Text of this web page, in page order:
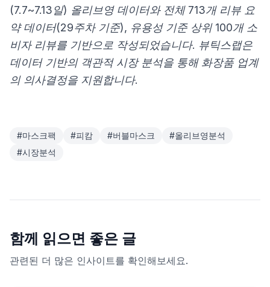
(7.7~7.13일) 올리브영 데이터와 전체 713개 리뷰 요
약 데이터(29주차 기준), 유용성 기준 상위 100개 소
비자 리뷰를 기반으로 작성되었습니다. 뷰틱스랩은
데이터 기반의 객관적 시장 분석을 통해 화장품 업계
의 의사결정을 지원합니다.
#마스크팩 #피캄 #버블마스크 #올리브영분석
#시장분석
함께 읽으면 좋은 글
관련된 더 많은 인사이트를 확인해보세요.